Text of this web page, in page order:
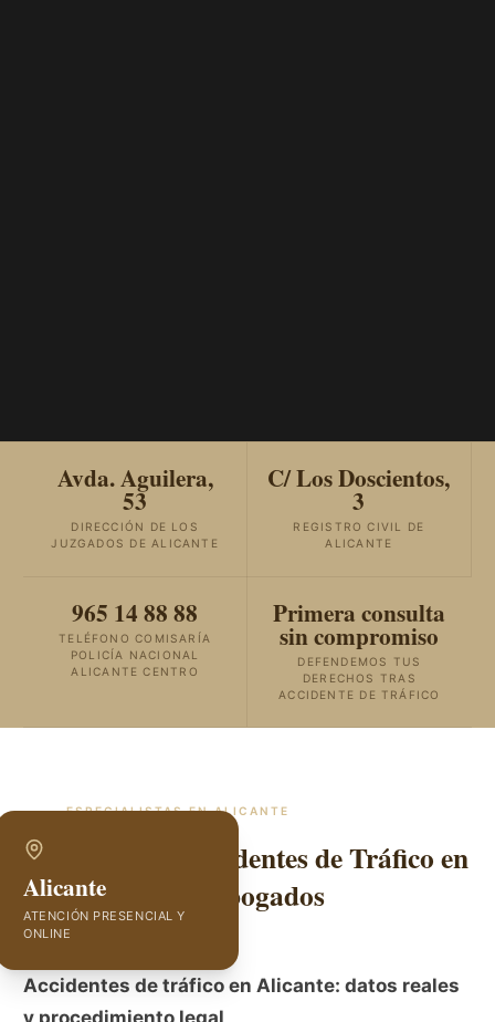
Avda. Aguilera,
53
DIRECCIÓN DE LOS
JUZGADOS DE ALICANTE
C/ Los Doscientos,
3
REGISTRO CIVIL DE
ALICANTE
965 14 88 88
TELÉFONO COMISARÍA
POLICÍA NACIONAL
ALICANTE CENTRO
Primera consulta
sin compromiso
DEFENDEMOS TUS
DERECHOS TRAS
ACCIDENTE DE TRÁFICO
ESPECIALISTAS ENALICANTE
Abogados de Accidentes de Tráfico en
Alicante | GVC Abogados
Alicante
ATENCIÓN PRESENCIAL Y
ONLINE
Accidentes de tráfico en Alicante: datos reales